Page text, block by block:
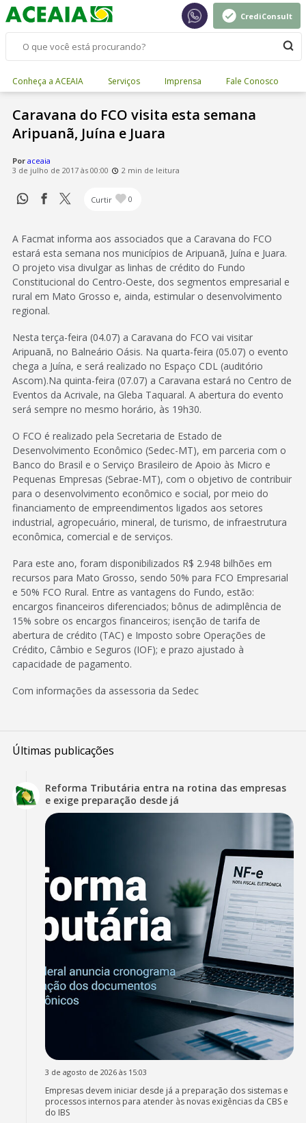
CrediConsult
Conheça a ACEAIA Serviços Imprensa Fale Conosco
Caravana do FCO visita esta semana
Aripuanã, Juína e Juara
Por aceaia
3 de julho de 2017 às 00:00
2 min de leitura
Curtir 0
A Facmat informa aos associados que a Caravana do FCO
estará esta semana nos municípios de Aripuanã, Juína e Juara.
O projeto visa divulgar as linhas de crédito do Fundo
Constitucional do Centro-Oeste, dos segmentos empresarial e
rural em Mato Grosso e, ainda, estimular o desenvolvimento
regional.
Nesta terça-feira (04.07) a Caravana do FCO vai visitar
Aripuanã, no Balneário Oásis. Na quarta-feira (05.07) o evento
chega a Juína, e será realizado no Espaço CDL (auditório
Ascom).Na quinta-feira (07.07) a Caravana estará no Centro de
Eventos da Acrivale, na Gleba Taquaral. A abertura do evento
será sempre no mesmo horário, às 19h30.
O FCO é realizado pela Secretaria de Estado de
Desenvolvimento Econômico (Sedec-MT), em parceria com o
Banco do Brasil e o Serviço Brasileiro de Apoio às Micro e
Pequenas Empresas (Sebrae-MT), com o objetivo de contribuir
para o desenvolvimento econômico e social, por meio do
financiamento de empreendimentos ligados aos setores
industrial, agropecuário, mineral, de turismo, de infraestrutura
econômica, comercial e de serviços.
Para este ano, foram disponibilizados R$ 2.948 bilhões em
recursos para Mato Grosso, sendo 50% para FCO Empresarial
e 50% FCO Rural. Entre as vantagens do Fundo, estão:
encargos financeiros diferenciados; bônus de adimplência de
15% sobre os encargos financeiros; isenção de tarifa de
abertura de crédito (TAC) e Imposto sobre Operações de
Crédito, Câmbio e Seguros (IOF); e prazo ajustado à
capacidade de pagamento.
Com informações da assessoria da Sedec
Últimas publicações
Reforma Tributária entra na rotina das empresas
e exige preparação desde já
3 de agosto de 2026 às 15:03
Empresas devem iniciar desde já a preparação dos sistemas e
processos internos para atender às novas exigências da CBS e
do IBS